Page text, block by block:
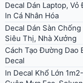
Decal Dán Laptop,
In Cá Nhân Hóa
Decal Dán Sàn
Siêu Thị, Nhà Xưởng
Cách Tạo Đường Dao
Decal
In Decal Khổ Lớn